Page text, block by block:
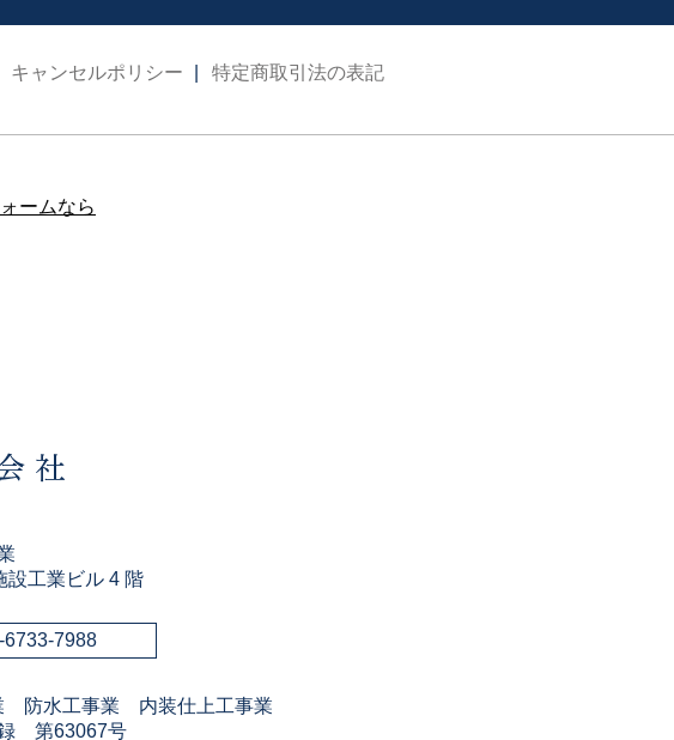
キャンセルポリシー 特定商取引法の表記
ームなら
設工業ビル 4 階
6733-7988
防水工事業 内装仕上工事業
第63067号